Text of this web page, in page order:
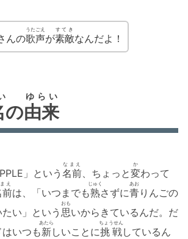
んの歌声
うたごえ
が素敵
すてき
なんだよ！
の由来
ゆらい
」という 名前
なまえ
、ちょっと変
か
わって
前
え
は、「いつまでも熟
じゅく
さずに青
あお
りんごの
い」という 思
おも
いからきているんだ。だ
いつも新
あたら
しいことに挑戦
ちょうせん
しているん